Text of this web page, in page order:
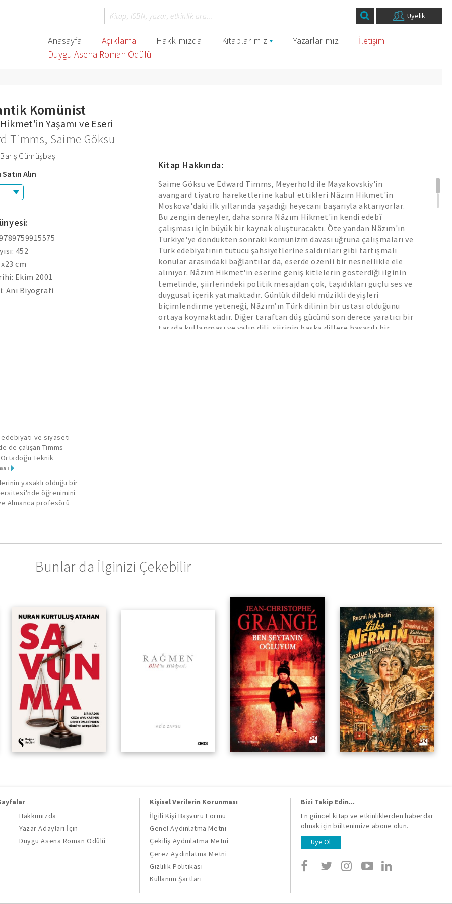
Üyelik
Anasayfa Açıklama Hakkımızda Kitaplarımız Yazarlarımız
İletişim
Duygu Asena Roman Ödülü
Komünist
Yaşamı ve Eseri
Timms, Saime Göksu
Gümüşbaş
Alın
452
cm
Ekim 2001
Anı Biyografi
Kitap Hakkında:
Saime Göksu ve Edward Timms, Meyerhold ile Mayakovskiy'in
avangard tiyatro hareketlerine kabul ettikleri Nâzım Hikmet'in
Moskova'daki ilk yıllarında yaşadığı heyecanı başarıyla aktarıyorlar.
Bu zengin deneyler, daha sonra Nâzım Hikmet'in kendi edebî
çalışması için büyük bir kaynak oluşturacaktı. Öte yandan Nâzım'ın
Türkiye'ye döndükten sonraki komünizm davası uğruna çalışmaları ve
Türk edebiyatının tutucu şahsiyetlerine saldırıları gibi tartışmalı
konular arasındaki bağlantılar da, eserde özenli bir nesnellikle ele
alınıyor. Nâzım Hikmet'in eserine geniş kitlelerin gösterdiği ilginin
temelinde, şiirlerindeki politik mesajdan çok, taşıdıkları güçlü ses ve
duygusal içerik yatmaktadır. Günlük dildeki müzikli deyişleri
biçimlendirme yeteneği, Nâzım’ın Türk dilinin bir ustası olduğunu
ortaya koymaktadır. Diğer taraftan düş gücünü son derece yaratıcı bir
tarzda kullanması ve yalın dili, şiirinin başka dillere başarılı bir
ve siyaseti
de çalışan Timms
Teknik
yasaklı olduğu bir
öğrenimini
Almanca profesörü
Bunlar da İlginizi Çekebilir
Bir Kadın Ceza Avukatının
Deneyimlerinden Türkiye
Gerçeğine
Hakkımızda
Yazar Adayları İçin
Duygu Asena Roman Ödülü
Kişisel Verilerin Korunması
İlgili Kişi Başvuru Formu
Genel Aydınlatma Metni
Çekiliş Aydınlatma Metni
Çerez Aydınlatma Metni
Gizlilik Politikası
Kullanım Şartları
Bizi Takip Edin...
En güncel kitap ve etkinliklerden haberdar
olmak için bültenimize abone olun.
Üye Ol